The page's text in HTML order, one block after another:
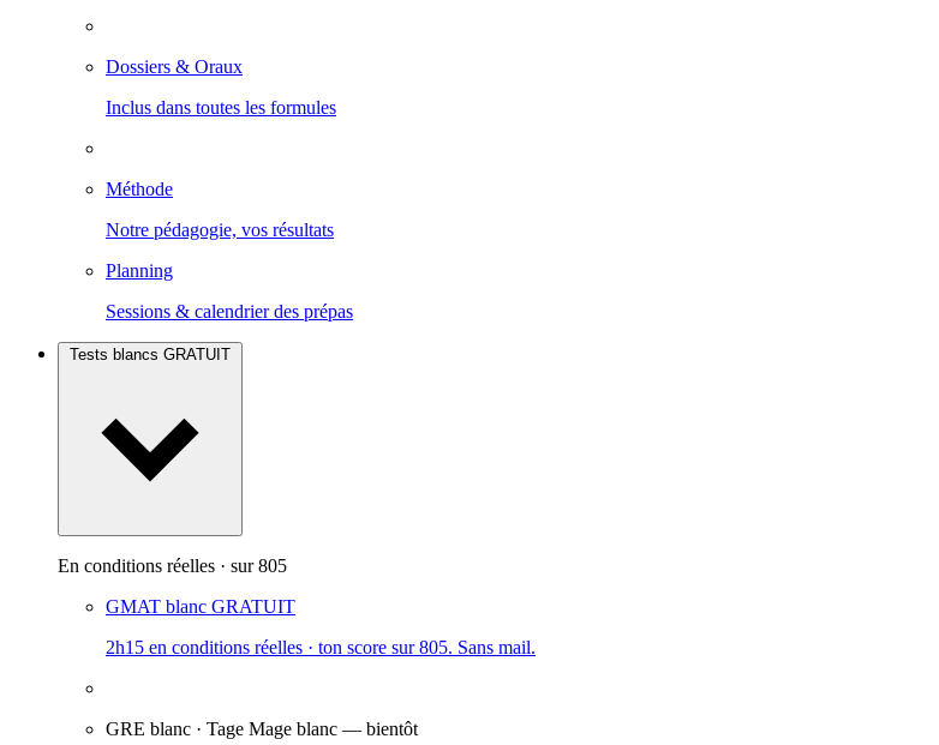
Dossiers & Oraux
Inclus dans toutes les formules
Méthode
Notre pédagogie, vos résultats
Planning
Sessions & calendrier des prépas
Tests blancs GRATUIT
En conditions réelles · sur 805
GMAT blanc GRATUIT
2h15 en conditions réelles · ton score sur 805. Sans mail.
GRE blanc · Tage Mage blanc — bientôt